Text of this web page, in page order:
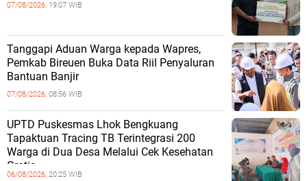
07/08/2026, 19:07 WIB
Tanggapi Aduan Warga kepada Wapres,
Pemkab Bireuen Buka Data Riil Penyaluran
Bantuan Banjir
07/08/2026, 08:56 WIB
UPTD Puskesmas Lhok Bengkuang
Tapaktuan ‎Tracing TB Terintegrasi 200
Warga di Dua Desa Melalui Cek Kesehatan
Gratis
06/08/2026, 20:25 WIB